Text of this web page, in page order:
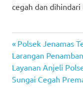
cegah dan
Post
navigation
Previous
Post:
Polsek Jenamas
Larangan
Next
Post:
Layanan Anjeli
Sungai Cegah